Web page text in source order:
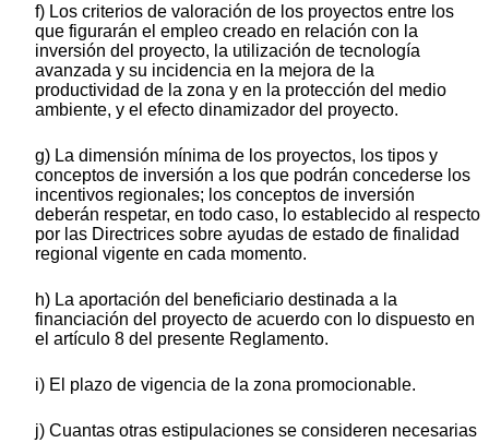
f) Los criterios de valoración de los proyectos entre los
que figurarán el empleo creado en relación con la
inversión del proyecto, la utilización de tecnología
avanzada y su incidencia en la mejora de la
productividad de la zona y en la protección del medio
ambiente, y el efecto dinamizador del proyecto.
g) La dimensión mínima de los proyectos, los tipos y
conceptos de inversión a los que podrán concederse los
incentivos regionales; los conceptos de inversión
deberán respetar, en todo caso, lo establecido al respecto
por las Directrices sobre ayudas de estado de finalidad
regional vigente en cada momento.
h) La aportación del beneficiario destinada a la
financiación del proyecto de acuerdo con lo dispuesto en
el artículo 8 del presente Reglamento.
i) El plazo de vigencia de la zona promocionable.
j) Cuantas otras estipulaciones se consideren necesarias